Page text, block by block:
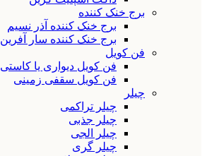
برج خنک کننده
برج خنک کننده آذر نسیم
برج خنک کننده سار آفرین
فن کویل
فن کویل دیواری یا کاستی
فن کویل سقفی زمینی
چیلر
چیلر تراکمی
چیلر جذبی
چیلر الجی
چیلر گری